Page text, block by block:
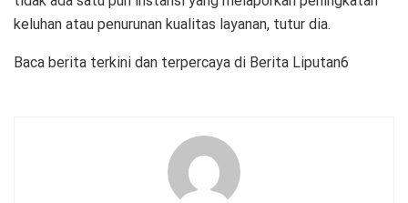
keluhan atau penurunan kualitas layanan, tutur dia.
Baca berita terkini dan terpercaya di Berita Liputan6